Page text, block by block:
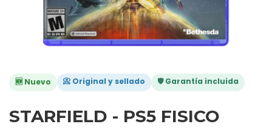
🆕 Nuevo 📀 Original y sellado 🛡️ Garantía incluida
STARFIELD - PS5 FISICO